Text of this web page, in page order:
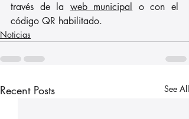
través de la web municipal o con el
código QR habilitado.
Noticias
Recent Posts See All